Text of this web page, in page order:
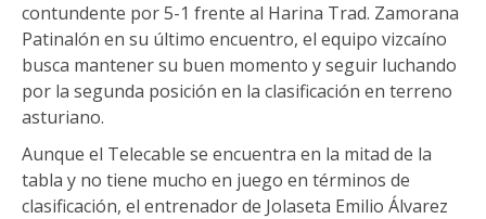
contundente por 5-1 frente al Harina Trad. Zamorana
Patinalón en su último encuentro, el equipo vizcaíno
busca mantener su buen momento y seguir luchando
por la segunda posición en la clasificación en terreno
asturiano.
Aunque el Telecable se encuentra en la mitad de la
tabla y no tiene mucho en juego en términos de
clasificación, el entrenador de Jolaseta Emilio Álvarez